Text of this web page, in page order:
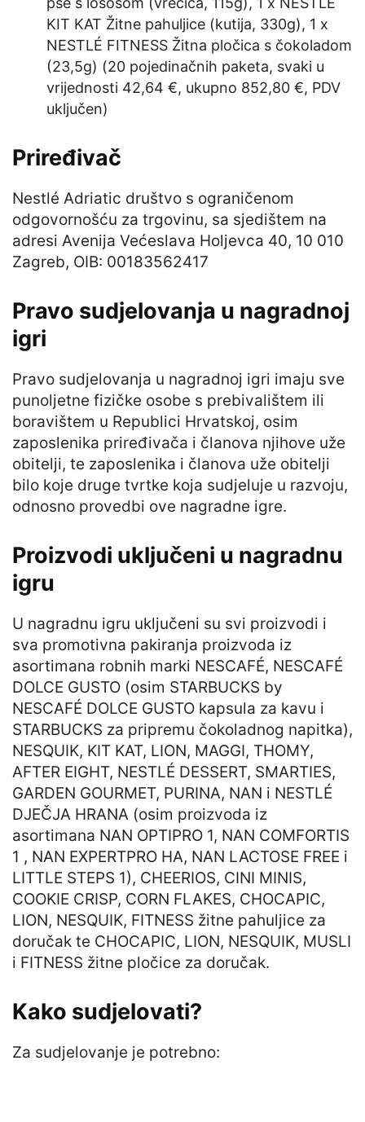
KIT KAT Žitne pahuljice (kutija, 330g), 1 x
NESTLÉ FITNESS Žitna pločica s čokoladom
(23,5g) (20 pojedinačnih paketa, svaki u
vrijednosti 42,64 €, ukupno 852,80 €, PDV
uključen)
Priređivač
Nestlé Adriatic društvo s ograničenom
odgovornošću za trgovinu, sa sjedištem na
adresi Avenija Većeslava Holjevca 40, 10 010
Zagreb, OIB: 00183562417
Pravo sudjelovanja u nagradnoj
igri
Pravo sudjelovanja u nagradnoj igri imaju sve
punoljetne fizičke osobe s prebivalištem ili
boravištem u Republici Hrvatskoj, osim
zaposlenika priređivača i članova njihove uže
obitelji, te zaposlenika i članova uže obitelji
bilo koje druge tvrtke koja sudjeluje u razvoju,
odnosno provedbi ove nagradne igre.
Proizvodi uključeni u nagradnu
igru
U nagradnu igru uključeni su svi proizvodi i
sva promotivna pakiranja proizvoda iz
asortimana robnih marki NESCAFÉ, NESCAFÉ
DOLCE GUSTO (osim STARBUCKS by
NESCAFÉ DOLCE GUSTO kapsula za kavu i
STARBUCKS za pripremu čokoladnog napitka),
NESQUIK, KIT KAT, LION, MAGGI, THOMY,
AFTER EIGHT, NESTLÉ DESSERT, SMARTIES,
GARDEN GOURMET, PURINA, NAN i NESTLÉ
DJEČJA HRANA (osim proizvoda iz
asortimana NAN OPTIPRO 1, NAN COMFORTIS
1 , NAN EXPERTPRO HA, NAN LACTOSE FREE i
LITTLE STEPS 1), CHEERIOS, CINI MINIS,
COOKIE CRISP, CORN FLAKES, CHOCAPIC,
LION, NESQUIK, FITNESS žitne pahuljice za
doručak te CHOCAPIC, LION, NESQUIK, MUSLI
i FITNESS žitne pločice za doručak.
Kako sudjelovati?
Za sudjelovanje je potrebno: